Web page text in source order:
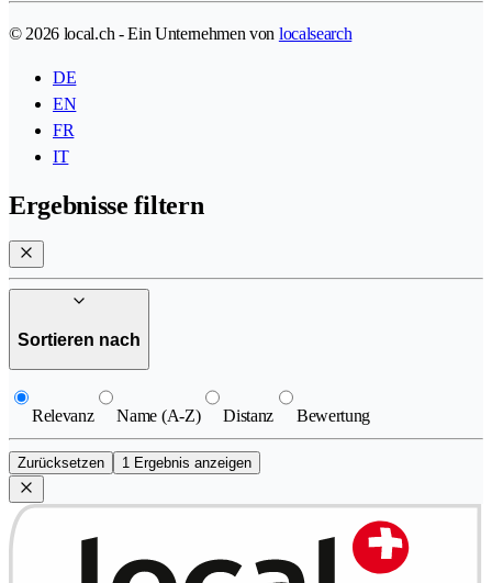
© 2026 local.ch - Ein Unternehmen von localsearch
DE
EN
FR
IT
Ergebnisse filtern
Sortieren nach
Relevanz Name (A-Z) Distanz Bewertung
Zurücksetzen 1 Ergebnis anzeigen